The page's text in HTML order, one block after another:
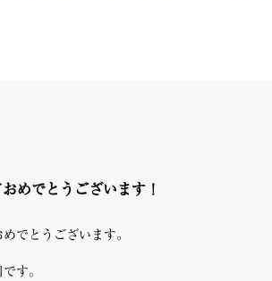
めでとうございます！
でとうございます。
す。